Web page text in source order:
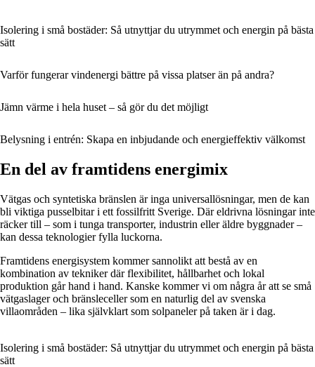
Isolering i små bostäder: Så utnyttjar du utrymmet och energin på bästa
sätt
Varför fungerar vindenergi bättre på vissa platser än på andra?
Jämn värme i hela huset – så gör du det möjligt
Belysning i entrén: Skapa en inbjudande och energieffektiv välkomst
En del av framtidens energimix
Vätgas och syntetiska bränslen är inga universallösningar, men de kan
bli viktiga pusselbitar i ett fossilfritt Sverige. Där eldrivna lösningar inte
räcker till – som i tunga transporter, industrin eller äldre byggnader –
kan dessa teknologier fylla luckorna.
Framtidens energisystem kommer sannolikt att bestå av en
kombination av tekniker där flexibilitet, hållbarhet och lokal
produktion går hand i hand. Kanske kommer vi om några år att se små
vätgaslager och bränsleceller som en naturlig del av svenska
villaområden – lika självklart som solpaneler på taken är i dag.
Isolering i små bostäder: Så utnyttjar du utrymmet och energin på bästa
sätt